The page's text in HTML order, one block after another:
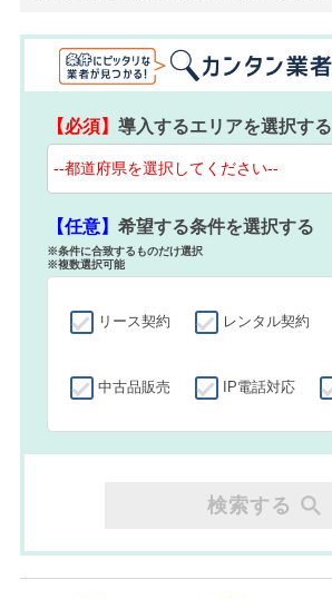
【必須】導入するエリアを選択する
【任意】希望する条件を選択する
※条件に合致するものだけ選択
※複数選択可能
リース契約 レンタル契約
中古品販売 IP電話対応
検索する